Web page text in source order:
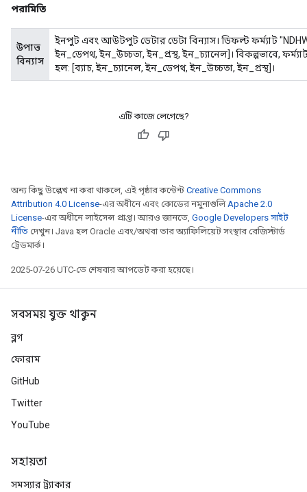
পরামিতি
উপাত্ত
বিন্যাস
ইনপুট এবং আউটপুট ডেটার ডেটা বিন্যাস। ডিফল্ট ফর্ম্যাট
ইন_ডেপথ, ইন_উচ্চতা, ইন_প্রস্থ, ইন_চ্যানেল]। বিকল্পভাবে,
হল: [ব্যাচ, ইন_চ্যানেল, ইন_ডেপথ, ইন_উচ্চতা, ইন_প্রস্থ]।
এটি কাজে লেগেছে?
অন্য কিছু উল্লেখ না করা থাকলে, এই পৃষ্ঠার কন্টেন্ট Creative Commons
Attribution 4.0 License-এর অধীনে এবং কোডের নমুনাগুলিApache 2.0
License-এর অধীনে লাইসেন্স প্রাপ্ত। আরও জানতে, Google Developers সাইট
নীতি দেখুন। Java হল Oracle এবং/অথবা তার অ্যাফিলিয়েট সংস্থার রেজিস্টার্ড
ট্রেডমার্ক।
2025-07-26 UTC-তে শেষবার আপডেট করা হয়েছে।
সবসময় যুক্ত থাকুন
ব্লগ
ফোরাম
GitHub
Twitter
YouTube
সহায়তা
সমস্যার ট্র্যাকার